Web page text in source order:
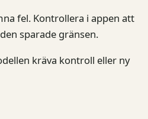
fel. Kontrollera i appen att
sparade gränsen.
kräva kontroll eller ny